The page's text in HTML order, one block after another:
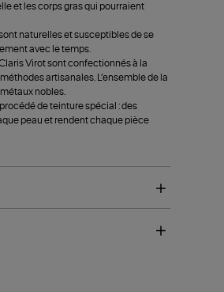
et les corps gras qui pourraient
naturelles et susceptibles de se
avec le temps.
Virot sont confectionnés à la
artisanales. L’ensemble de la
nobles.
de teinture spécial : des
peau et rendent chaque pièce